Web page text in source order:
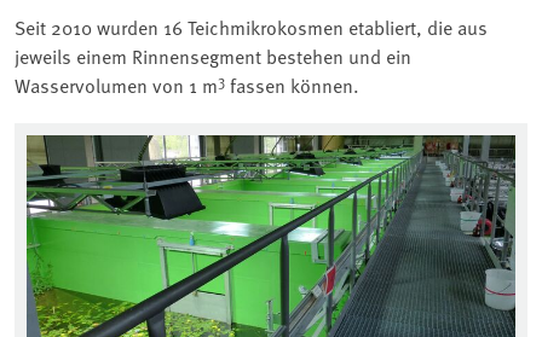
Seit 2010 wurden 16 Teichmikrokosmen etabliert, die aus
jeweils einem Rinnensegment bestehen und ein
Wasservolumen von 1 m3 fassen können.